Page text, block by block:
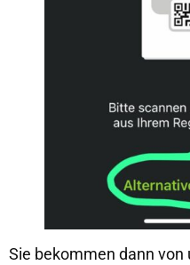
Sie bekommen dann von